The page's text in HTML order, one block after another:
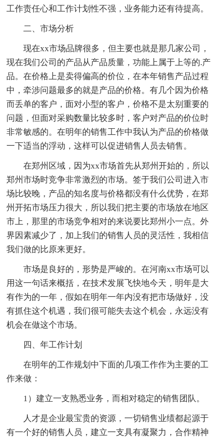
工作责任心和工作计划性不强，业务能力还有待提高。
二、市场分析
现在xx市场品牌很多，但主要也就是那几家公司，
现在我们公司的产品从产品质量，功能上属于上等的.产
品。在价格上是卖得偏高的价位，在本年销售产品过程
中，牵涉问题最多的就是产品的价格。有几个因为价格
而丢单的客户，面对小型的客户，价格不是太别重要的
问题，但面对采购数量比较多时，客户对产品的价位时
非常敏感的。在明年的销售工作中我认为产品的价格做
一下适当的浮动，这样可以促进销售人员去销售。
在郑州区域，因为xx市场首先从郑州开始的，所以
郑州市场时竞争非常激烈的市场。签于我们公司进入市
场比较晚，产品的知名度与价格都没有什么优势，在郑
州开拓市场压力很大，所以我们把主要的市场放在地区
市上，那里的市场竞争相对的来说要比郑州小一点。外
界因素减少了，加上我们的销售人员的灵活性，我相信
我们做的比原来更好。
市场是良好的，形势是严峻的。在河南xx市场可以
用这一句话来概括，在技术发展飞快地今天，明年是大
有作为的一年，假如在明年一年内没有把市场做好，没
有抓住这个机遇，我们很可能失去这个机会，永远没有
机会在做这个市场。
四、年工作计划
在明年的工作规划中下面的几项工作作为主要的工
作来做：
1）建立一支熟悉业务，而相对稳定的销售团队。
人才是企业最宝贵的资源，一切销售业绩都起源于
有一个好的销售人员，建立一支具有凝聚力，合作精神